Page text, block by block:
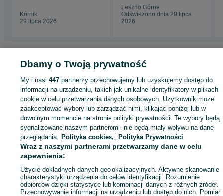
Kórnik
29 lipca 2026
3PMSF RANT
Leszno Górne
Odświeżono dnia 29 lipca
2026
- Leszno Górne
KATEGORIA
ID:874840266 Wyświetlenia:
Zadzwoń / SMS Wyślij wiadomość
Dbamy o Twoją prywatność
My i nasi447 partnerzy przechowujemy lub uzyskujemy dostęp do
informacji na urządzeniu, takich jak unikalne identyfikatory w plikach
cookie w celu przetwarzania danych osobowych. Użytkownik może
zaakceptować wybory lub zarządzać nimi, klikając poniżej lub w
dowolnym momencie na stronie polityki prywatności. Te wybory będą
sygnalizowane naszym partnerom i nie będą miały wpływu na dane
przeglądania. Polityka cookies, Polityka Prywatności
Wraz z naszymi partnerami przetwarzamy dane w celu
zapewnienia:
Użycie dokładnych danych geolokalizacyjnych. Aktywne skanowanie
charakterystyki urządzenia do celów identyfikacji. Rozumienie
odbiorców dzięki statystyce lub kombinacji danych z różnych źródeł.
Przechowywanie informacji na urządzeniu lub dostęp do nich. Pomiar